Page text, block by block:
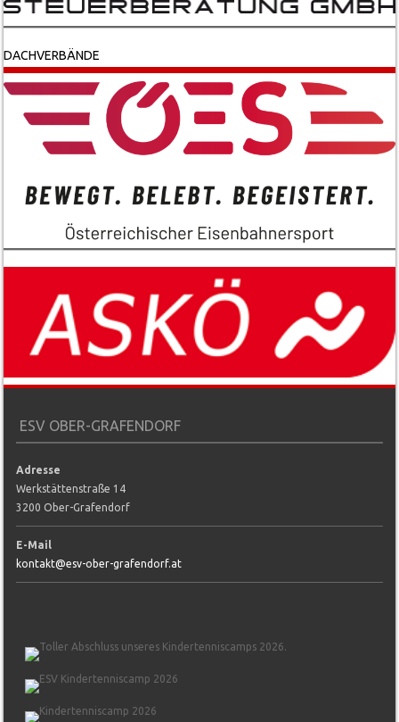
DACHVERBÄNDE
ESV OBER-GRAFENDORF
Adresse
Werkstättenstraße 14
3200 Ober-Grafendorf
E-Mail
kontakt@esv-ober-grafendorf.at